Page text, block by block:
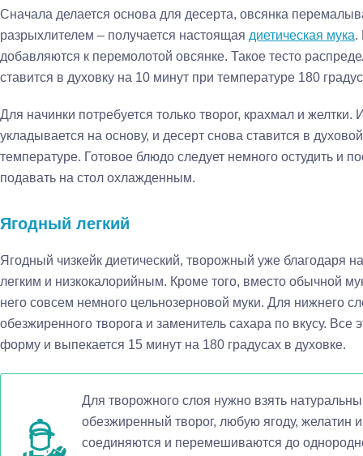
Сначала делается основа для десерта, овсянка
разрыхлителем – получается настоящая диетическая мука.
добавляются к перемолотой овсянке. Такое тесто
ставится в духовку на 10 минут при температуре 180
Для начинки потребуется только творог, крахмал и
укладывается на основу, и десерт снова ставится в
температуре. Готовое блюдо следует немного остудить и
подавать на стол охлажденным.
Ягодный легкий
Ягодный чизкейк диетический, творожный уже благодаря
легким и низкокалорийным. Кроме того, вместо обычной
него совсем немного цельнозерновой муки. Для нижнего
обезжиренного творога и заменитель сахара по вкусу.
форму и выпекается 15 минут на 180 градусах в духовке.
Для творожного слоя нужно взять
обезжиренный творог, любую ягоду, желатин
соединяются и перемешиваются до